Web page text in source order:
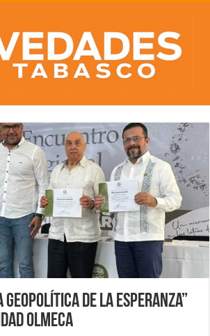
Geopolítica de la Esperanza”
Olmeca